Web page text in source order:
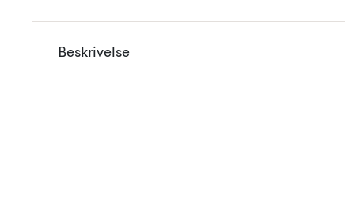
Beskrivelse